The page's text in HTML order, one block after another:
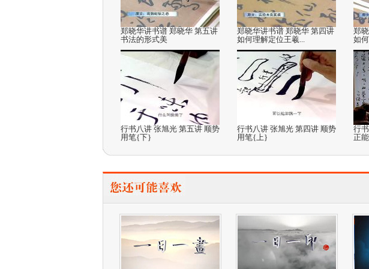
郑晓华讲书谱 郑晓华 第五讲
书法的形式美
郑晓华讲书谱 郑晓华 第四讲
如何理解定位王羲...
郑
如
行书八讲 张旭光 第五讲 顺势
用笔{下}
行书八讲 张旭光 第四讲 顺势
用笔{上}
行
正